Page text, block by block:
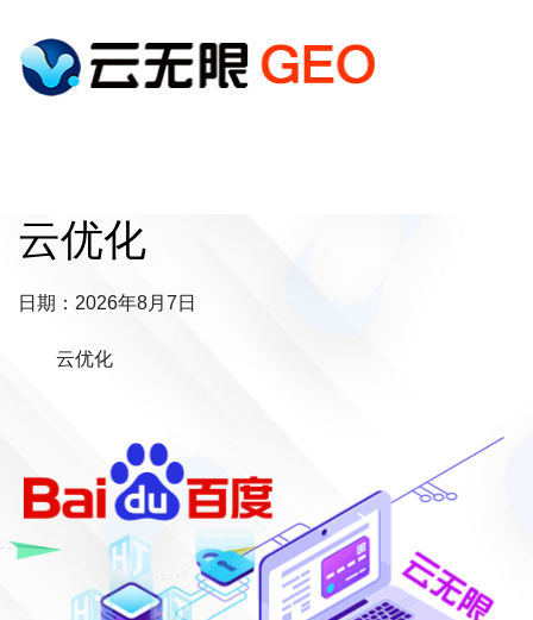
云优化
日期：2026年8月7日
云优化